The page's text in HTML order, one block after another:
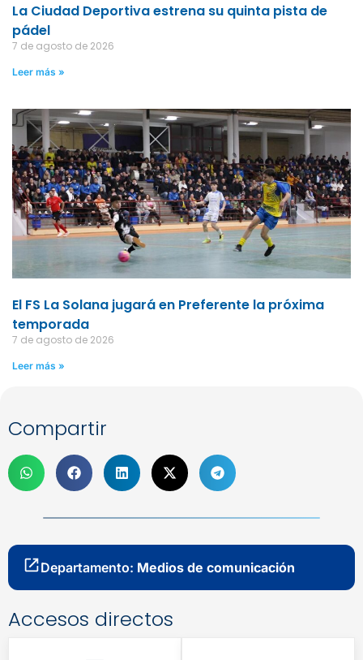
La Ciudad Deportiva estrena su quinta pista de
pádel
7 de agosto de 2026
Leer más »
El FS La Solana jugará en Preferente la próxima
temporada
7 de agosto de 2026
Leer más »
Compartir
Departamento: Medios de comunicación
Accesos directos